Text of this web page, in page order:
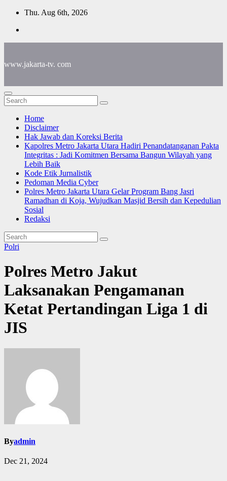
Skip
content
Thu. Aug 6th, 2026
www.jakarta-tv. com
Home
Disclaimer
Hak Jawab dan Koreksi Berita
Kapolres Metro Jakarta Utara Hadiri Penandatanganan Pakta
Integritas : Jadi Komitmen Bersama Bangun Wilayah yang
Lebih Baik
Kode Etik Jurnalistik
Pedoman Media Cyber
Polres Metro Jakarta Utara Gelar Program Bang Jasri
Ramadhan di Koja, Wujudkan Masjid Bersih dan Kepedulian
Sosial
Redaksi
Polri
Polres Metro Jakut
Laksanakan Pengamanan
Ketat Pertandingan Liga 1 di
JIS
Byadmin
Dec 21, 2024